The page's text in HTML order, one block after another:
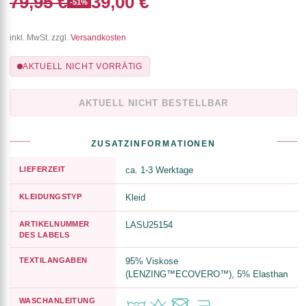
-51%
inkl. MwSt. zzgl. Versandkosten
AKTUELL NICHT VORRÄTIG
AKTUELL NICHT BESTELLBAR
ZUSATZINFORMATIONEN
LIEFERZEIT ca. 1-3 Werktage
KLEIDUNGSTYP Kleid
ARTIKELNUMMER
DES LABELS
LASU25154
TEXTILANGABEN
95% Viskose
(LENZING™ECOVERO™), 5% Elasthan
WASCHANLEITUNG